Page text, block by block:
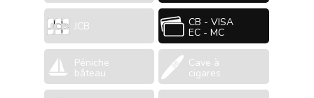
JCB CB - VISA
EC - MC
Péniche
bâteau
Cave à
cigares